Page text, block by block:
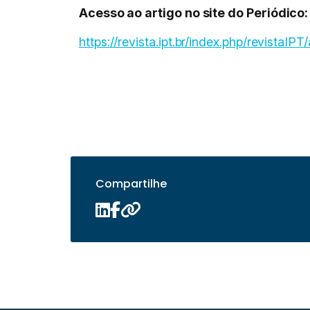
Acesso ao artigo no site do Periódico:
https://revista.ipt.br/index.php/
Compartilhe